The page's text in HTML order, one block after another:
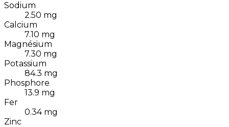
Sodium
2.50 mg
Calcium
7.10 mg
Magnésium
7.30 mg
Potassium
84.3 mg
Phosphore
13.9 mg
Fer
0.34 mg
Zinc